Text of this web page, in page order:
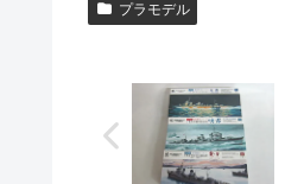
プラモデル